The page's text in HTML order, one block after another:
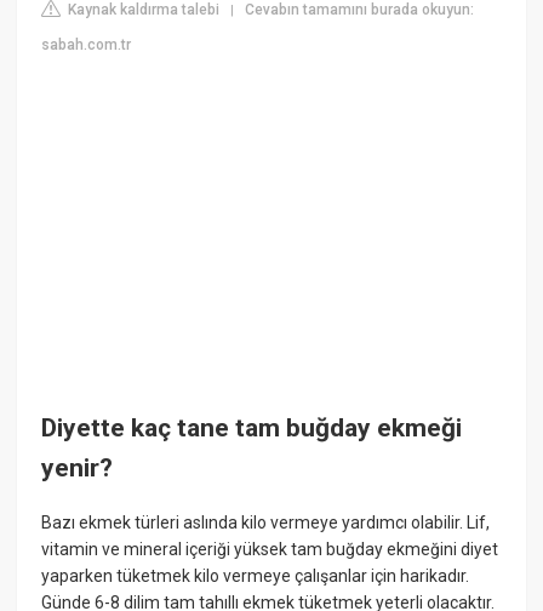
Kaynak kaldırma talebi |Cevabın tamamını burada okuyun:
sabah.com.tr
Diyette kaç tane tam buğday ekmeği
yenir?
Bazı ekmek türleri aslında kilo vermeye yardımcı olabilir. Lif,
vitamin ve mineral içeriği yüksek tam buğday ekmeğini diyet
yaparken tüketmek kilo vermeye çalışanlar için harikadır.
Günde 6-8 dilim tam tahıllı ekmek tüketmek yeterli olacaktır.